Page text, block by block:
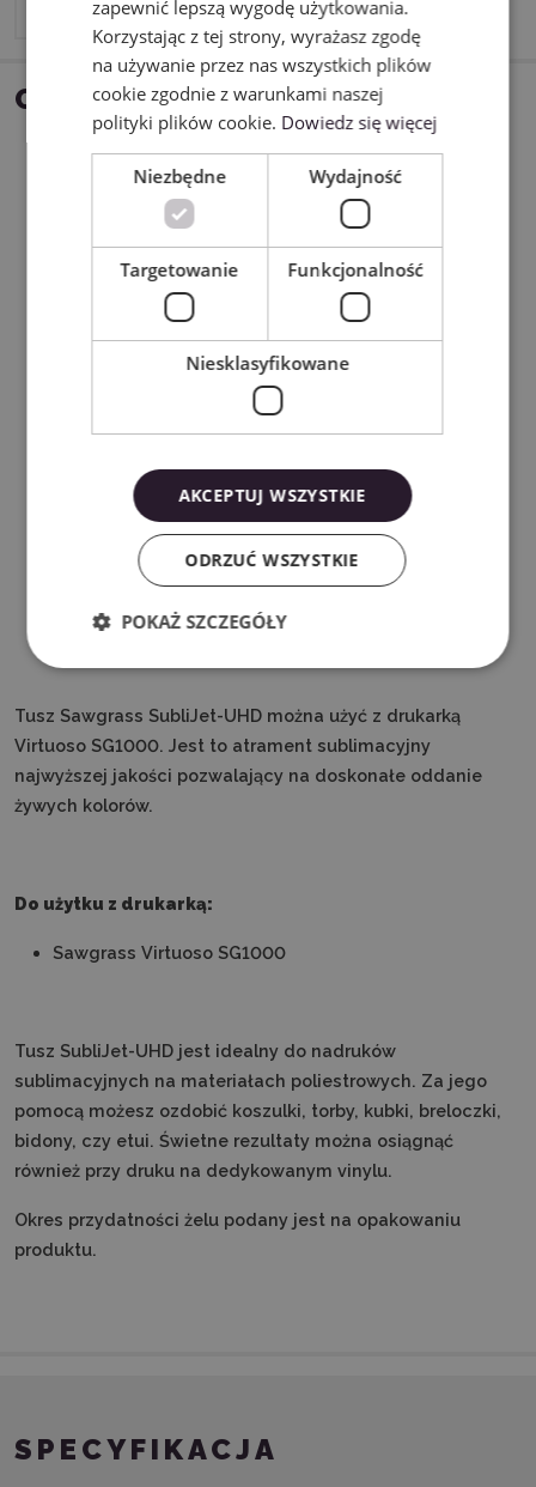
OPIS
Tusz Sawgrass SubliJet-UHD można użyć z drukarką
Virtuoso SG1000. Jest to atrament sublimacyjny
najwyższej jakości pozwalający na doskonałe oddanie
żywych kolorów.
Do użytku z drukarką:
Sawgrass Virtuoso SG1000
Tusz SubliJet-UHD jest idealny do nadruków
sublimacyjnych na materiałach poliestrowych. Za jego
pomocą możesz ozdobić koszulki, torby, kubki, breloczki,
bidony, czy etui. Świetne rezultaty można osiągnąć
również przy druku na dedykowanym vinylu.
Okres przydatności żelu podany jest na opakowaniu
produktu.
SPECYFIKACJA
zapewnić lepszą wygodę użytkowania.
Korzystając z tej strony, wyrażasz zgodę
na używanie przez nas wszystkich plików
cookie zgodnie z warunkami naszej
polityki plików cookie. Dowiedz się więcej
Niezbędne Wydajność
Targetowanie Funkcjonalność
Niesklasyfikowane
AKCEPTUJ WSZYSTKIE
ODRZUĆ WSZYSTKIE
POKAŻ SZCZEGÓŁY